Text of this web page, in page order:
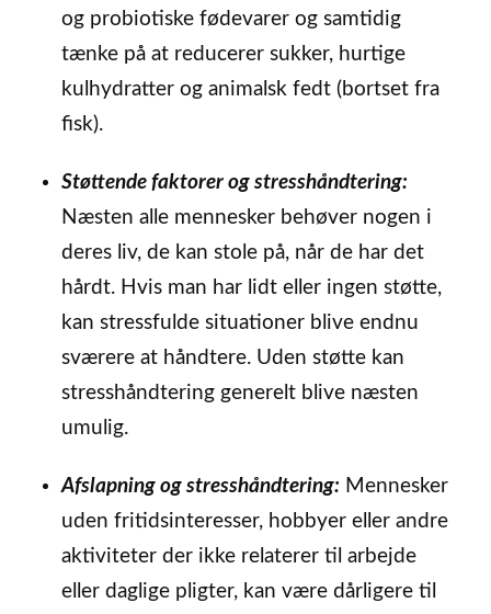
og probiotiske fødevarer og samtidig
tænke på at reducerer sukker, hurtige
kulhydratter og animalsk fedt (bortset fra
fisk).
Støttende faktorer og stresshåndtering:
Næsten alle mennesker behøver nogen i
deres liv, de kan stole på, når de har det
hårdt. Hvis man har lidt eller ingen støtte,
kan stressfulde situationer blive endnu
sværere at håndtere. Uden støtte kan
stresshåndtering generelt blive næsten
umulig.
Afslapning og stresshåndtering: Mennesker
uden fritidsinteresser, hobbyer eller andre
aktiviteter der ikke relaterer til arbejde
eller daglige pligter, kan være dårligere til